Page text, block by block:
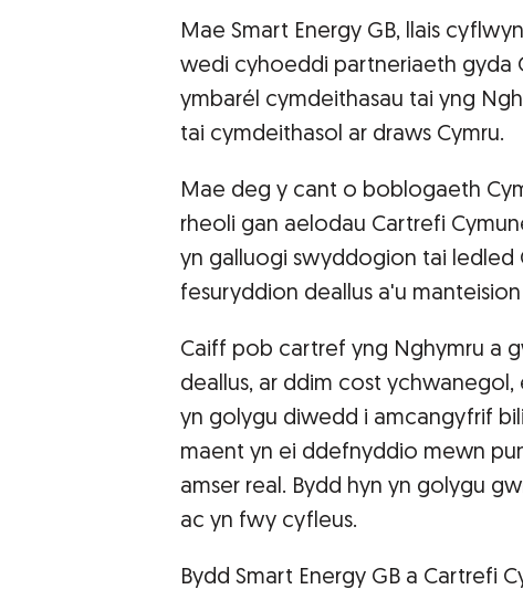
Mae Smart Energy GB, llais
wedi cyhoeddi partneriaeth gyda
ymbarél cymdeithasau tai yng
tai cymdeithasol ar draws Cymru.
Mae deg y cant o boblogaeth
rheoli gan aelodau Cartrefi
yn galluogi swyddogion tai ledled
fesuryddion deallus a'u
Caiff pob cartref yng Nghymru a
deallus, ar ddim cost
yn golygu diwedd i amcangyfrif
maent yn ei ddefnyddio mewn
amser real. Bydd hyn yn golygu
ac yn fwy cyfleus.
Bydd Smart Energy GB a Cartrefi